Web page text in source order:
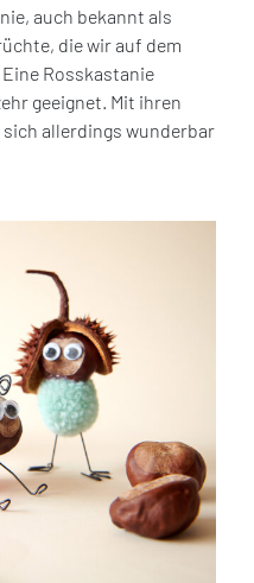
auch bekannt als
die wir auf dem
Rosskastanie
geeignet. Mit ihren
allerdings wunderbar